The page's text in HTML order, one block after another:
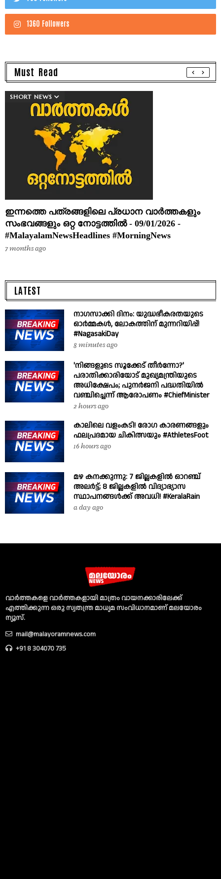
1360 Followers
Must Read
SHORT NEWS
ഇന്നത്തെ പത്രങ്ങളിലെ പ്രധാന വാർത്തകളും
സംഭവങ്ങളും ഒറ്റ നോട്ടത്തിൽ - 09/01/2026 -
#MalayalamNewsHeadlines #MorningNews
7 months ago
LATEST
നാഗസാക്കി ദിനം: യുദ്ധഭീകരതയുടെ
ഓർമ്മകൾ, ലോകത്തിന് മുന്നറിയിപ്പ്!
#NagasakiDay
8 minutes ago
'നിങ്ങളുടെ സൂക്കേട് തീർന്നോ?'
പരാതിക്കാരിയോട് മുഖ്യമന്ത്രിയുടെ
അധിക്ഷേപം; പുനർജനി പദ്ധതിയിൽ
വഞ്ചിച്ചെന്ന് ആരോപണം #ChiefMinister
2 hours ago
കാലിലെ വളംകടി! രോഗ കാരണങ്ങളും
ഫലപ്രദമായ ചികിത്സയും #AthletesFoot
16 hours ago
മഴ കനക്കുന്നു: 7 ജില്ലകളിൽ ഓറഞ്ച്
അലർട്ട്; 8 ജില്ലകളിൽ വിദ്യാഭ്യാസ
സ്ഥാപനങ്ങൾക്ക് അവധി! #KeralaRain
a day ago
വാര്‍ത്തകളെ വാര്‍ത്തകളായി മാത്രം വായനക്കാരിലേക്ക്
എത്തിക്കുന്ന ഒരു സ്വതന്ത്ര മാധ്യമ സംവിധാനമാണ് മലയോരം
ന്യൂസ്‌.
mail@malayoramnews.com
+91 8 304070 735